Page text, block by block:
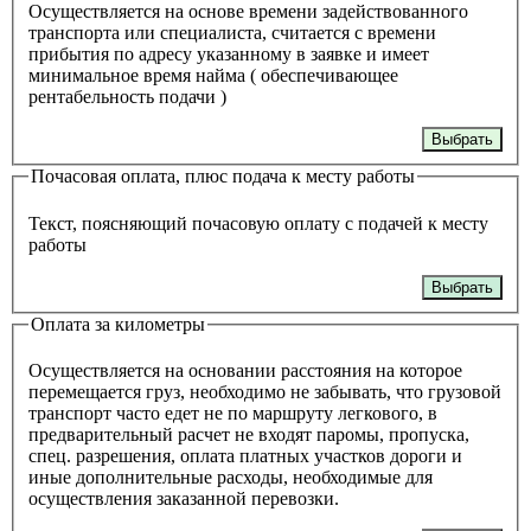
Осуществляется на основе времени задействованного
транспорта или специалиста, считается с времени
прибытия по адресу указанному в заявке и имеет
минимальное время найма ( обеспечивающее
рентабельность подачи )
Выбрать
Почасовая оплата, плюс подача к месту работы
Текст, поясняющий почасовую оплату с подачей к месту
работы
Выбрать
Оплата за километры
Осуществляется на основании расстояния на которое
перемещается груз, необходимо не забывать, что грузовой
транспорт часто едет не по маршруту легкового, в
предварительный расчет не входят паромы, пропуска,
спец. разрешения, оплата платных участков дороги и
иные дополнительные расходы, необходимые для
осуществления заказанной перевозки.